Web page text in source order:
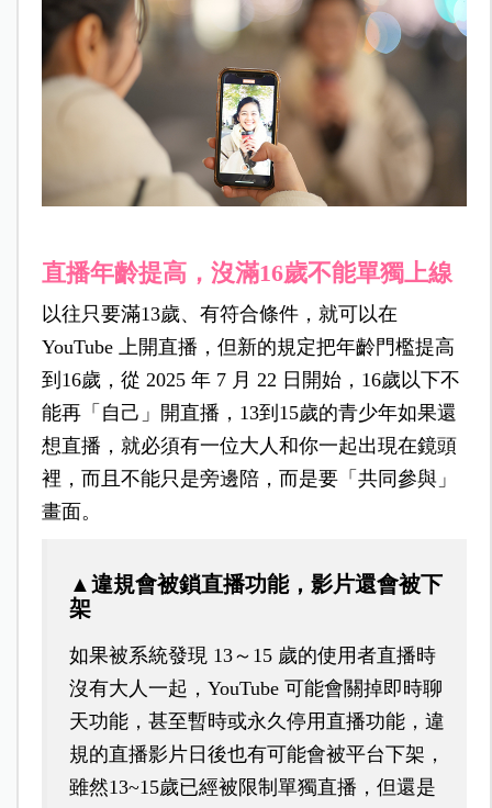
直播年齡提高，沒滿16歲不能單獨上線
以往只要滿13歲、有符合條件，就可以在
YouTube 上開直播，但新的規定把年齡門檻提高
到16歲，從 2025 年 7 月 22 日開始，16歲以下不
能再「自己」開直播，13到15歲的青少年如果還
想直播，就必須有一位大人和你一起出現在鏡頭
裡，而且不能只是旁邊陪，而是要「共同參與」
畫面。
▲違規會被鎖直播功能，影片還會被下
架
如果被系統發現 13～ 15 歲的使用者直播時
沒有大人一起，YouTube 可能會關掉即時聊
天功能，甚至暫時或永久停用直播功能，違
規的直播影片日後也有可能會被平台下架，
雖然13~15歲已經被限制單獨直播，但還是